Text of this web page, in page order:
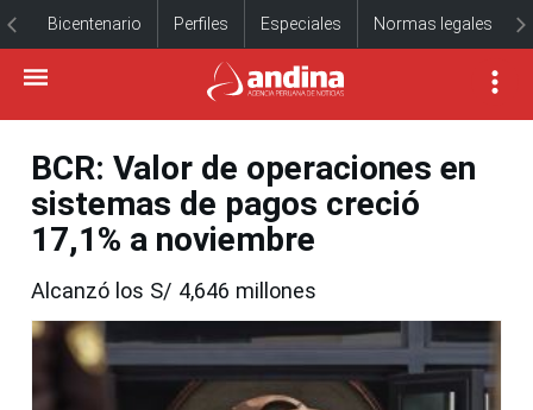
Bicentenario Perfiles Especiales Normas legales
BCR: Valor de operaciones en
sistemas de pagos creció
17,1% a noviembre
Alcanzó los S/ 4,646 millones